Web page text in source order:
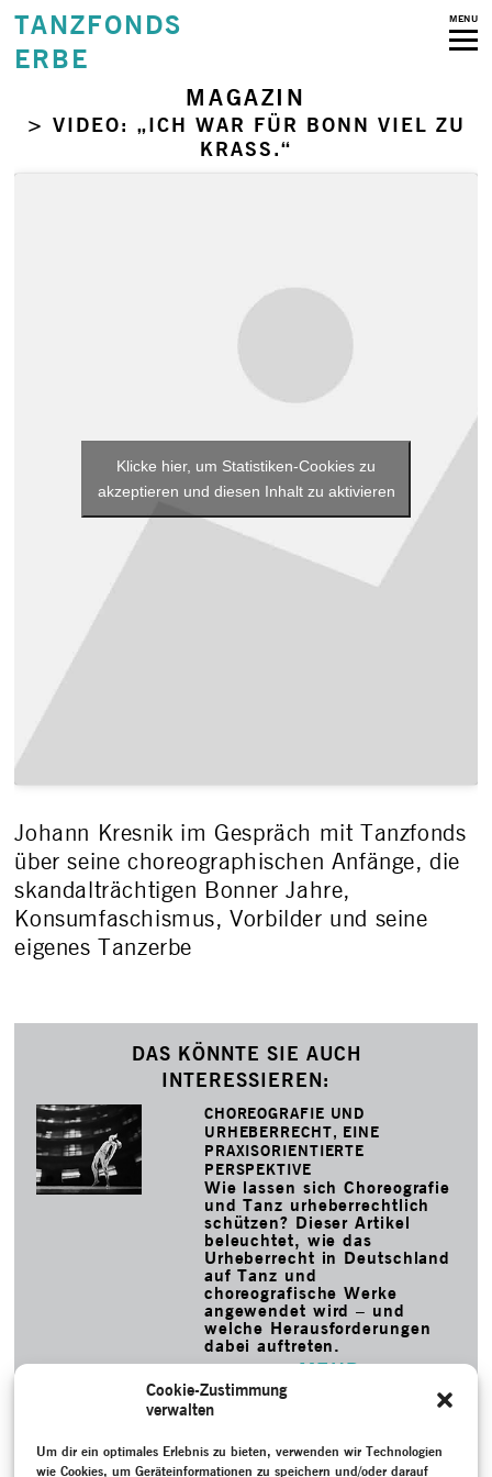
Cookie-Zustimmung
verwalten
Um dir ein optimales Erlebnis zu bieten, verwenden wir Technologien
wie Cookies, um Geräteinformationen zu speichern und/oder darauf
TANZFONDS
ERBE
MENU
MAGAZIN
> VIDEO: „ICH WAR FÜR BONN VIEL ZU
KRASS.“
Klicke hier, um Statistiken-Cookies zu
akzeptieren und diesen Inhalt zu aktivieren
Johann Kresnik im Gespräch mit Tanzfonds
über seine choreographischen Anfänge, die
skandalträchtigen Bonner Jahre,
Konsumfaschismus, Vorbilder und seine
eigenes Tanzerbe
DAS KÖNNTE SIE AUCH
INTERESSIEREN:
CHOREOGRAFIE UND
URHEBERRECHT, EINE
PRAXISORIENTIERTE
PERSPEKTIVE
Wie lassen sich Choreografie
und Tanz urheberrechtlich
schützen? Dieser Artikel
beleuchtet, wie das
Urheberrecht in Deutschland
auf Tanz und
choreografische Werke
angewendet wird – und
welche Herausforderungen
dabei auftreten.
MEHR
THE COMPLETE EXPRESSIONIST
– MUSIQUE CONCRÈTE AND
Christoph Winkler widmete
sein Projekt dem